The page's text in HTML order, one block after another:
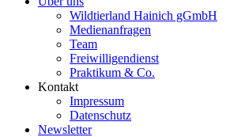
Wildtierland Hainich gGmbH
Medienanfragen
Team
Freiwilligendienst
Praktikum & Co.
Kontakt
Impressum
Datenschutz
Newsletter